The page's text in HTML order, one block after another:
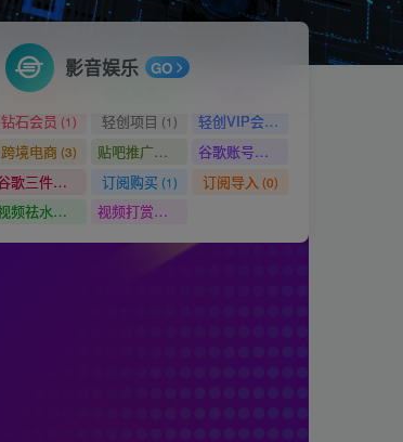
影音娱乐 GO
项目门槛 (1) 项目推广(2)
项目变现
钻石会员 (1) 轻创项目 (1) 轻创VIP会员群
跨境电商(3) 贴吧推广教程 (1) 谷歌账号注册
谷歌三件套 订阅购买(1) 订阅导入 (0)
视频祛水印工具 (1) 视频打赏系统